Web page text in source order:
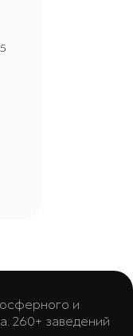
и
260+ заведений